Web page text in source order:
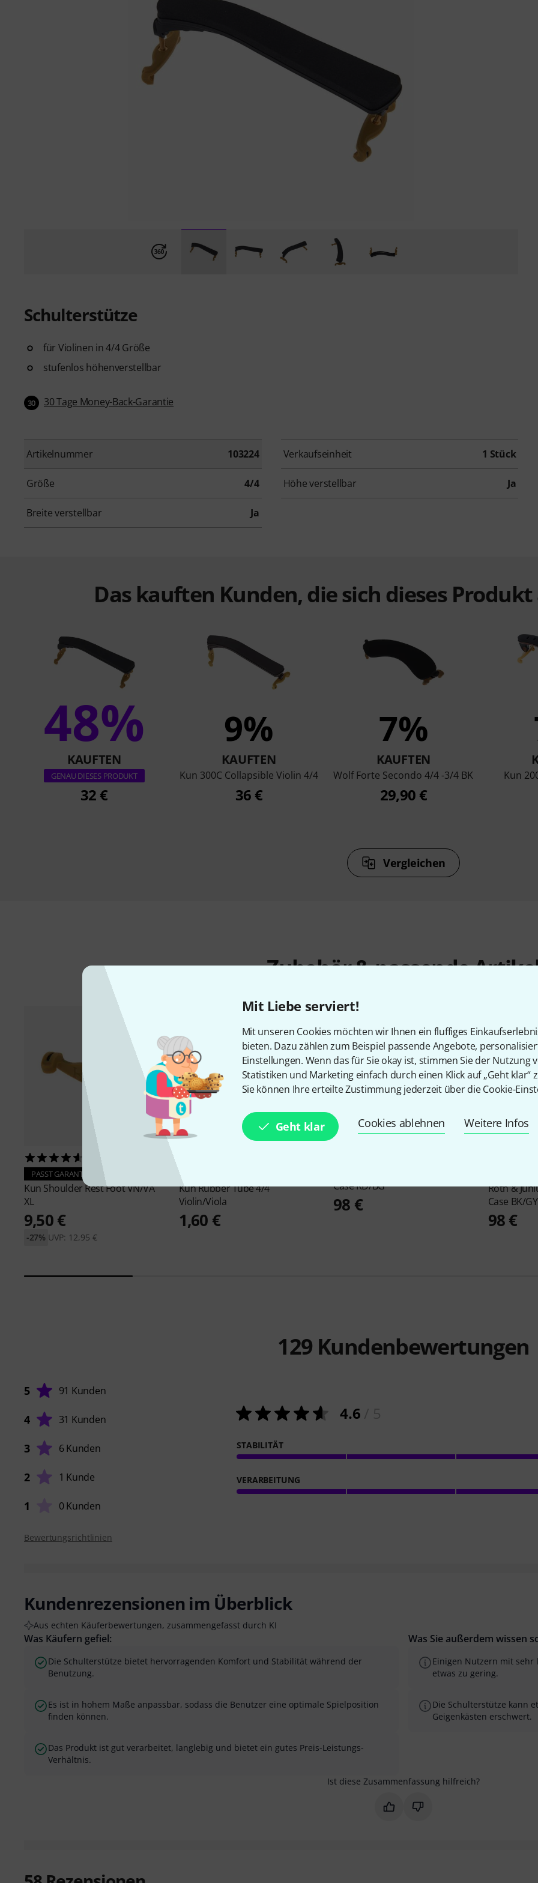
Mit Liebe serviert!
Mit unseren Cookies möchten wir Ihnen ein fluffiges
bieten. Dazu zählen zum Beispiel passende Angebote,
Einstellungen. Wenn das für Sie okay ist, stimmen Sie der Nutzung
Statistiken und Marketing einfach durch einen Klick auf „Geht klar“
Sie können Ihre erteilte Zustimmung jederzeit über die Cookie-
Geht klar Cookies ablehnen Weitere Infos
Schulterstütze
für Violinen in 4/4 Größe
stufenlos höhenverstellbar
30 30 Tage Money-Back-Garantie
Artikelnummer 103224 Verkaufseinheit 1 Stück
Größe 4/4 Höhe verstellbar Ja
Breite verstellbar Ja
Das kauften Kunden, die sich dieses
48%
KAUFTEN
GENAU DIESES PRODUKT
32 €
9%
KAUFTEN
Kun 300C Collapsible Violin 4/4
36 €
7%
KAUFTEN
Wolf Forte Secondo 4/4 -3/4 BK
29,90 €
Kun
Vergleichen
Zubehör & passende
PASST GARANTIERT
Kun Shoulder Rest Foot VN/VA
XL
9,50 €
UVP: 12,95 €
-27%
KunRubber Tube 4/4
Violin/Viola
1,60 €
Case RD/BG
98 €
Roth &
Case BK/GY
98 €
129 Kundenbewertungen
5 91 Kunden
4 31 Kunden
3 6 Kunden
2 1 Kunde
1 0 Kunden
4.6
STABILITÄT
VERARBEITUNG
Bewertungsrichtlinien
Kundenrezensionen im Überblick
Aus echten Käuferbewertungen, zusammengefasst durch KI
Was Käufern gefiel:
Die Schulterstütze bietet hervorragenden Komfort und Stabilität während der
Benutzung.
Es ist in hohem Maße anpassbar, sodass die Benutzer eine optimale Spielposition
finden können.
Das Produkt ist gut verarbeitet, langlebig und bietet ein gutes Preis-Leistungs-
Verhältnis.
Was Sie außerdem wissen
Einigen Nutzern mit sehr
etwas zu gering.
Die Schulterstütze kann
Geigenkästen erschwert.
Ist diese Zusammenfassung hilfreich?
Markieren Sie diese
Markieren Sie diese